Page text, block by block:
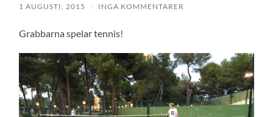
1 AUGUSTI, 2015 / INGA KOMMENTARER
Grabbarna spelar tennis!